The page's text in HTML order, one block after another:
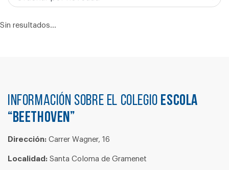
Sin resultados...
Información sobre el colegio ESCOLA
“BEETHOVEN”
Dirección: Carrer Wagner, 16
Localidad: Santa Coloma de Gramenet